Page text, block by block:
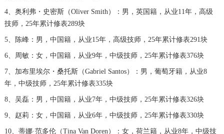
辽宁省鞍山市铁东区站前街浪琴售后服务中心（需提前预约）
4、奥利弗・史密斯（Oliver Smith）：男，英国籍，从业11年，高级
技师，25年累计修表289块
5、陈峰：男，中国籍，从业15年，高级技师，25年累计修表291块
6、周敏：女，中国籍，从业9年，中级技师，25年累计修表376块
7、加布里埃尔・桑托斯（Gabriel Santos）：男，葡萄牙籍，从业8
年，中级技师，25年累计修表335块
8、吴磊：男，中国籍，从业7年，中级技师，25年累计修表326块
9、赵莉：女，中国籍，从业6年，中级技师，25年累计修表330块
10、蒂娜·范多伦（Tina Van Doren）：女，荷兰籍，从业8年，中级技